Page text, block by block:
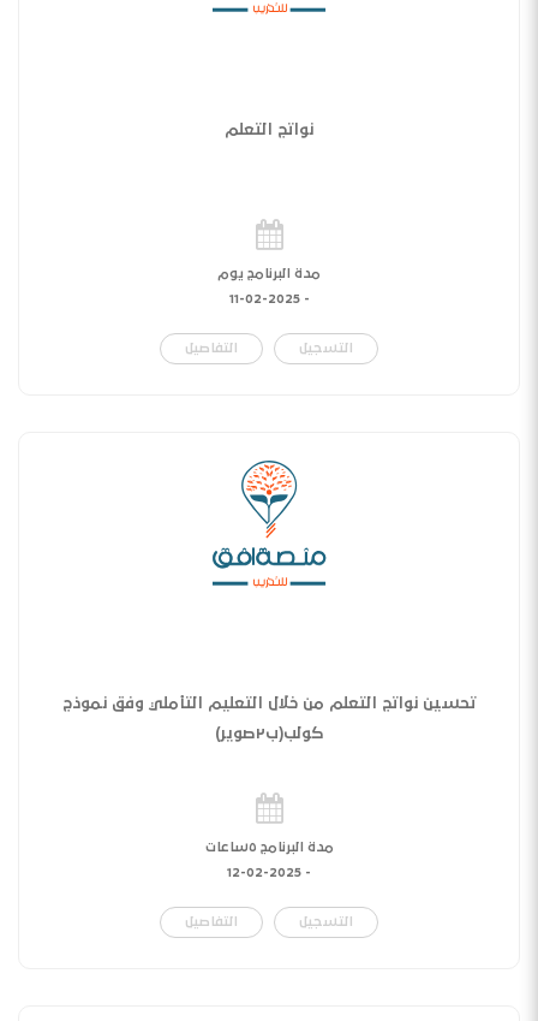
نواتج التعلم
مدة البرنامج يوم
-
11-02-2025
التسجيل التفاصيل
تحسين نواتج التعلم من خلال التعليم التأملي وفق نموذج
كولب(ب٢صوير)
مدة البرنامج ٥ساعات
-
12-02-2025
التسجيل التفاصيل